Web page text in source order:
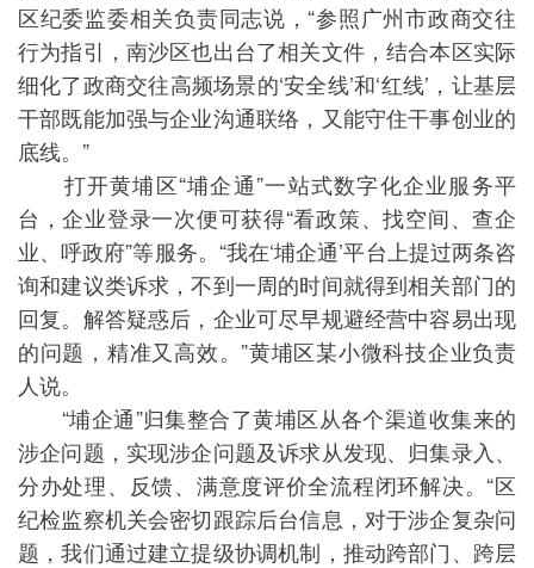
区纪委监委相关负责同志说，“参照广州市政商交往
行为指引，南沙区也出台了相关文件，结合本区实际
细化了政商交往高频场景的‘安全线’和‘红线’，让基层
干部既能加强与企业沟通联络，又能守住干事创业的
底线。”
打开黄埔区“埔企通”一站式数字化企业服务平
台，企业登录一次便可获得“看政策、找空间、查企
业、呼政府”等服务。“我在‘埔企通’平台上提过两条咨
询和建议类诉求，不到一周的时间就得到相关部门的
回复。解答疑惑后，企业可尽早规避经营中容易出现
的问题，精准又高效。”黄埔区某小微科技企业负责
人说。
“埔企通”归集整合了黄埔区从各个渠道收集来的
涉企问题，实现涉企问题及诉求从发现、归集录入、
分办处理、反馈、满意度评价全流程闭环解决。“区
纪检监察机关会密切跟踪后台信息，对于涉企复杂问
题，我们通过建立提级协调机制，推动跨部门、跨层